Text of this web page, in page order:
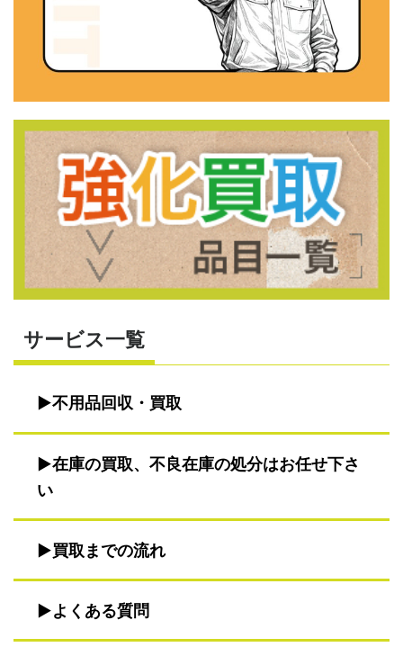
サービス一覧
不用品回収・買取
在庫の買取、不良在庫の処分はお任せ下さ
い
買取までの流れ
よくある質問